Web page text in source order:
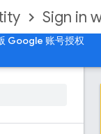
Sign in
Google 账号授权